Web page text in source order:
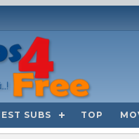
SUBS TOP